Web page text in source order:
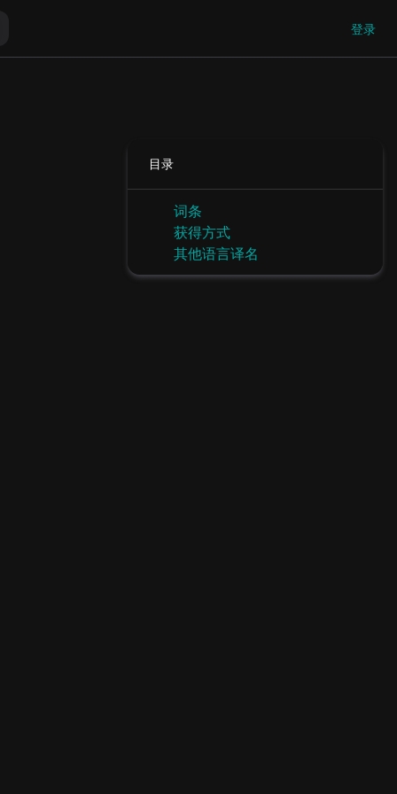
登录
目录
词条
获得方式
其他语言译名